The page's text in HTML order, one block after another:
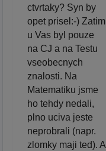
ctvrtaky? Syn by
opet prisel:-) Zatim
u Vas byl pouze
na CJ a na Testu
vseobecnych
znalosti. Na
Matematiku jsme
ho tehdy nedali,
plno uciva jeste
neprobrali (napr.
zlomky maji ted). A